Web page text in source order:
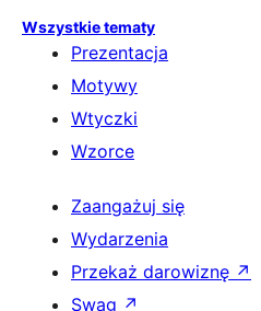
Wszystkie tematy
Prezentacja
Motywy
Wtyczki
Wzorce
Zaangażuj się
Wydarzenia
Przekaż darowiznę ↗
Swag ↗